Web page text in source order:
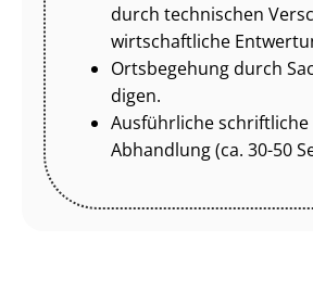
durch technischen
wirtschaftliche
Ortsbegehung durch
di­gen.
Ausführliche schriftliche
Abhandlung (ca. 30-50